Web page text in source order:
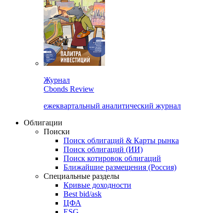
Журнал
Cbonds Review
ежеквартальный аналитический журнал
Облигации
Поиски
Поиск облигаций & Карты рынка
Поиск облигаций (ИИ)
Поиск котировок облигаций
Ближайшие размещения (Россия)
Специальные разделы
Кривые доходности
Best bid/ask
ЦФА